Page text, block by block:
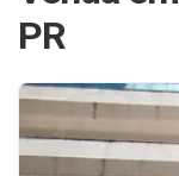
PR